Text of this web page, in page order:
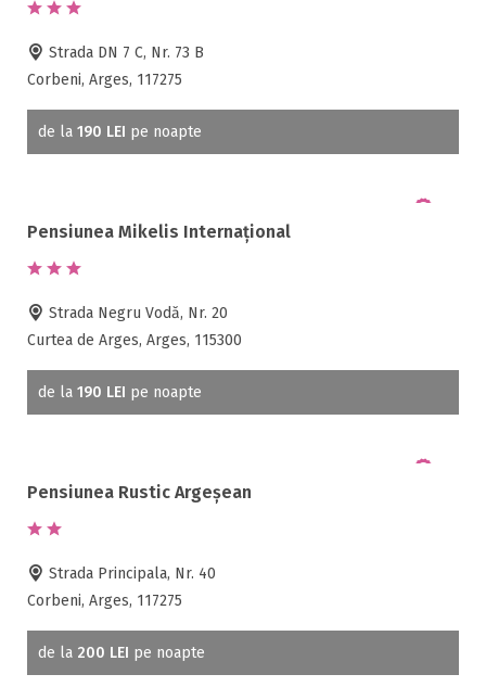
Strada DN 7 C, Nr. 73 B
Corbeni, Arges, 117275
de la 190 LEI pe noapte
Pensiunea Mikelis Internațional
Strada Negru Vodă, Nr. 20
Curtea de Arges, Arges, 115300
de la 190 LEI pe noapte
Pensiunea Rustic Argeșean
Strada Principala, Nr. 40
Corbeni, Arges, 117275
de la 200 LEI pe noapte